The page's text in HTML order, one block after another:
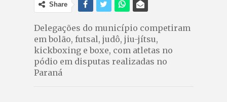
Share
Delegações do município competiram
em bolão, futsal, judô, jiu-jítsu,
kickboxing e boxe, com atletas no
pódio em disputas realizadas no
Paraná